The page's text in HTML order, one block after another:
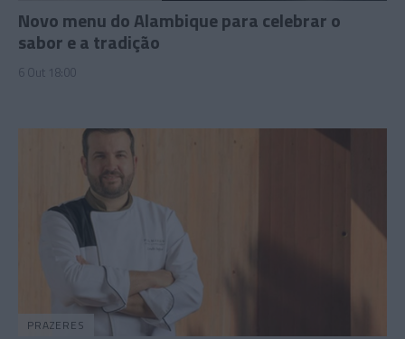
Novo menu do Alambique para celebrar o
sabor e a tradição
6 Out 18:00
PRAZERES